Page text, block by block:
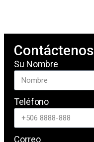
Contáctenos
Su Nombre
Teléfono
Correo